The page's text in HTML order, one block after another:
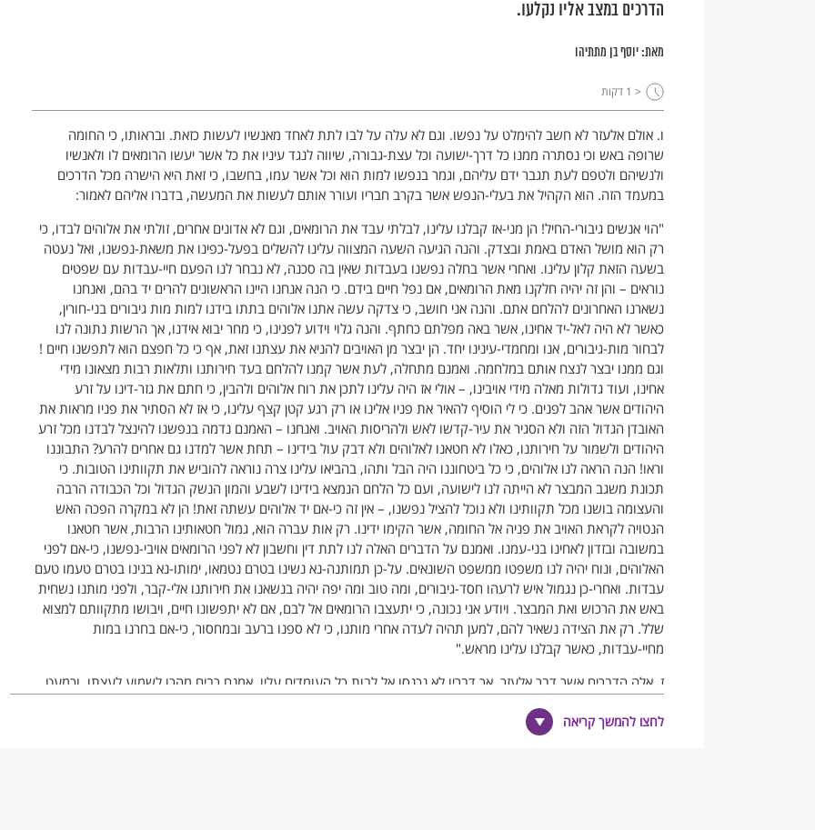
הדרכים במצב אליו נקלעו.
מאת:יוסף בן מתתיהו
< 1 דקות
ו. אולם אלעזר לא חשב להימלט על נפשו. וגם לא עלה על לבו לתת לאחד מאנשיו לעשות כזאת. ובראותו, כי החומה
שרופה באש וכי נסתרה ממנו כל דרך-ישועה וכל עצת-גבורה, שיווה לנגד עיניו את כל אשר יעשו הרומאים לו ולאנשיו
ולנשיהם ולטפם לעת תגבר ידם עליהם, וגמר בנפשו למות הוא וכל אשר עמו, בחשבו, כי זאת היא הישרה מכל הדרכים
במעמד הזה. הוא הקהיל את בעלי-הנפש אשר בקרב חבריו ועורר אותם לעשות את המעשה, בדברו אליהם לאמור:
"הוי אנשים גיבורי-החיל! הן מני-אז קבלנו עלינו, לבלתי עבד את הרומאים, וגם לא אדונים אחרים, זולתי את אלוהים לבדו, כי
רק הוא מושל האדם באמת ובצדק. והנה הגיעה השעה המצווה עלינו להשלים בפעל-כפינו את משאת-נפשנו, ואל נעטה
בשעה הזאת קלון עלינו. ואחרי אשר בחלה נפשנו בעבדות שאין בה סכנה, לא נבחר לנו הפעם חיי-עבדות עם שפטים
נוראים – והן זה יהיה חלקנו מאת הרומאים, אם נפל חיים בידם. כי הנה אנחנו היינו הראשונים להרים יד בהם, ואנחנו
נשארנו האחרונים להלחם אתם. והנה אני חושב, כי צדקה עשה אתנו אלוהים בתתו בידנו למות מות גיבורים בני-חורין,
כאשר לא היה לאל-יד אחינו, אשר באה מפלתם כחתף. והנה גלוי וידוע לפנינו, כי מחר יבוא אידנו, אך הרשות נתונה לנו
לבחור מות-גיבורים, אנו ומחמדי-עינינו יחד. הן יבצר מן האויבים להניא את עצתנו זאת, אף כי כל חפצם הוא לתפשנו חיים !
וגם ממנו יבצר לנצח אותם במלחמה. ואמנם מתחלה, לעת אשר קמנו להלחם בעד חירותנו ותלאות רבות מצאונו מידי
אחינו, ועוד גדולות מאלה מידי אויבינו, – אולי אז היה עלינו לתכן את רוח אלוהים ולהבין, כי חתם את גזר-דינו על זרע
היהודים אשר אהב לפנים. כי לי הוסיף להאיר את פניו אלינו או רק רגע קטן קצף עלינו, כי אז לא הסתיר את פניו מראות את
האובדן הגדול הזה ולא הסגיר את עיר-קדשו לאש ולהריסות האויב. ואנחנו – האמנם נדמה בנפשנו להינצל לבדנו מכל זרע
היהודים ולשמור על חירותנו, כאלו לא חטאנו לאלוהים ולא דבק עול בידינו – תחת אשר למדנו גם אחרים להרע? התבוננו
וראו! הנה הראה לנו אלוהים, כי כל ביטחוננו היה הבל ותהו, בהביאו עלינו צרה נוראה להוביש את תקוותינו הטובות. כי
תכונת משגב המבצר לא הייתה לנו לישועה, ועם כל הלחם הנמצא בידינו לשבע והמון הנשק הגדול וכל הכבודה הרבה
והעצומה בושנו מכל תקוותינו ולא נוכל להציל נפשנו, – אין זה כי-אם יד אלוהים עשתה זאת! הן לא במקרה הפכה האש
הנטויה לקראת האויב את פניה אל החומה, אשר הקימו ידינו. רק אות עברה הוא, גמול חטאותינו הרבות, אשר חטאנו
במשובה ובזדון לאחינו בני-עמנו. ואמנם על הדברים האלה לנו לתת דין וחשבון לא לפני הרומאים אויבי-נפשנו, כי-אם לפני
האלוהים, ונוח יהיה לנו משפטו ממשפט השונאים. על-כן תמותנה-נא נשינו בטרם נטמאו, ימותו-נא בנינו בטרם טעמו טעם
עבדות. ואחרי-כן נגמול איש לרעהו חסד-גיבורים, ומה טוב ומה יפה יהיה בנשאנו את חירותנו אלי-קבר, ולפני מותנו נשחית
באש את הרכוש ואת המבצר. ויודע אני נכונה, כי יתעצבו הרומאים אל לבם, אם לא יתפשונו חיים, ויבושו מתקוותם למצוא
שלל. רק את הצידה נשאיר להם, למען תהיה לעדה אחרי מותנו, כי לא ספנו ברעב ובמחסור, כי-אם בחרנו במות
מחיי-עבדות, כאשר קבלנו עלינו מראש."
ז. אלה הדברים אשר דבר אלעזר. אך דבריו לא נכנסו אל לבות כל העומדים עליו. אמנם רבים מהרו לשמוע לעצתו, וכמעט
וטפם ושוו למד עיניהם את המות העתיד לעצמם, והביטו זה אל זה ודמעות עיניהם ענו בהם, כי אין דעתם נוחה מהמחשבה
לחצו להמשך קריאה